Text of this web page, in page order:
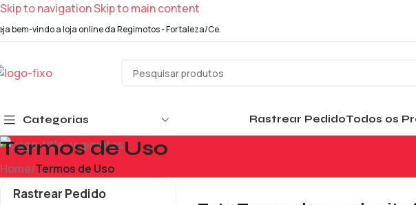
Skip to navigationSkip to main content
bem-vindo a loja online da Regimotos - Fortaleza/Ce.
Categorias Rastrear PedidoTodos os
Termos de Uso
Home/Termos de Uso
Rastrear Pedido